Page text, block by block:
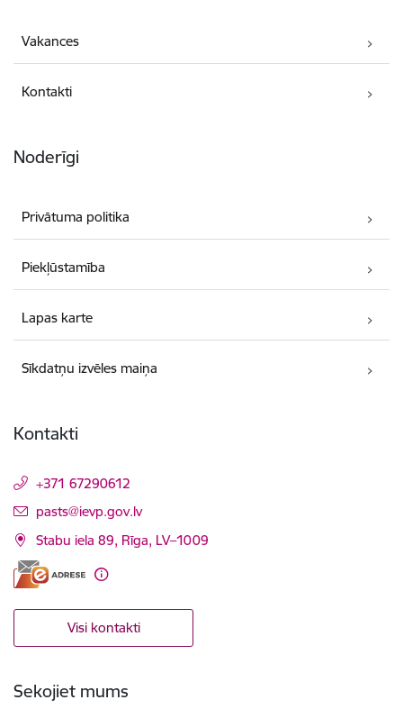
Vakances
Kontakti
Noderīgi
Privātuma politika
Piekļūstamība
Lapas karte
Sīkdatņu izvēles maiņa
Kontakti
+371 67290612
E-pasts:
pasts@ievp.gov.lv
Stabu iela 89, Rīga, LV–1009
Visi kontakti
Sekojiet mums